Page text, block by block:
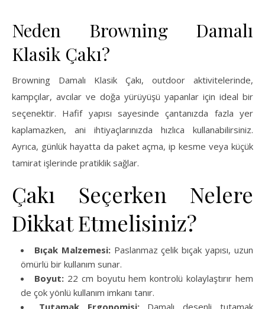
Neden Browning Damalı
Klasik Çakı?
Browning Damalı Klasik Çakı, outdoor aktivitelerinde,
kampçılar, avcılar ve doğa yürüyüşü yapanlar için ideal bir
seçenektir. Hafif yapısı sayesinde çantanızda fazla yer
kaplamazken, ani ihtiyaçlarınızda hızlıca kullanabilirsiniz.
Ayrıca, günlük hayatta da paket açma, ip kesme veya küçük
tamirat işlerinde pratiklik sağlar.
Çakı Seçerken Nelere
Dikkat Etmelisiniz?
Bıçak Malzemesi:Paslanmaz çelik bıçak yapısı, uzun
ömürlü bir kullanım sunar.
Boyut:22 cm boyutu hem kontrolü kolaylaştırır hem
de çok yönlü kullanım imkanı tanır.
Tutamak Ergonomisi:Damalı desenli tutamak